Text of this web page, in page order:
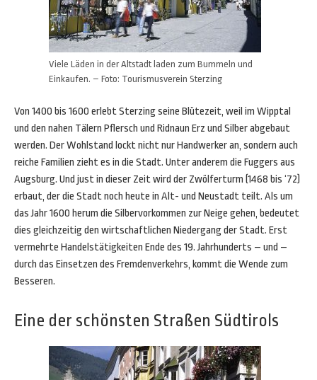
Viele Läden in der Altstadt laden zum Bummeln und
Einkaufen. – Foto: Tourismusverein Sterzing
Von 1400 bis 1600 erlebt Sterzing seine Blütezeit, weil im Wipptal
und den nahen Tälern Pflersch und Ridnaun Erz und Silber abgebaut
werden. Der Wohlstand lockt nicht nur Handwerker an, sondern auch
reiche Familien zieht es in die Stadt. Unter anderem die Fuggers aus
Augsburg. Und just in dieser Zeit wird der Zwölferturm (1468 bis ‘72)
erbaut, der die Stadt noch heute in Alt- und Neustadt teilt. Als um
das Jahr 1600 herum die Silbervorkommen zur Neige gehen, bedeutet
dies gleichzeitig den wirtschaftlichen Niedergang der Stadt. Erst
vermehrte Handelstätigkeiten Ende des 19. Jahrhunderts – und –
durch das Einsetzen des Fremdenverkehrs, kommt die Wende zum
Besseren.
Eine der schönsten Straßen Südtirols